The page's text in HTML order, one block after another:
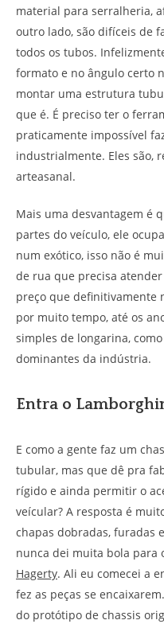
material para serralheria,
outro lado, são difíceis de
todos os tubos.
formato e no ângulo certo
montar uma estrutura
que é. É preciso ter o
praticamente impossível
industrialmente. Eles são,
arteasanal.
Mais uma desvantagem é
partes do veículo, ele
num exótico, isso não é
de rua que precisa
preço que definitivamente
por muito tempo, até os
simples de longarina,
dominantes da indústria.
Entra o
E como a gente faz um
tubular, mas que dê pra
rígido e ainda permitir o
veícular? A resposta é
chapas dobradas, furadas
nunca dei muita bola para
Hagerty. Ali eu comecei a
fez as peças se
do protótipo de chassis